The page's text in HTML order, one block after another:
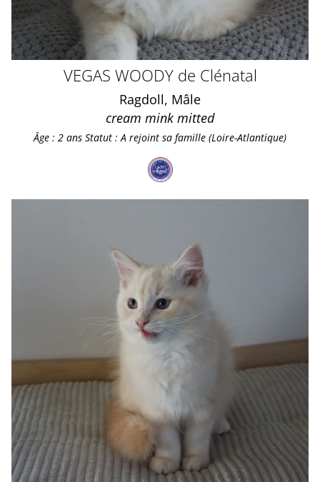
VEGAS WOODY de Clénatal
Ragdoll, Mâle
cream mink mitted
Âge : 2 ans Statut : A rejoint sa famille (Loire-Atlantique)